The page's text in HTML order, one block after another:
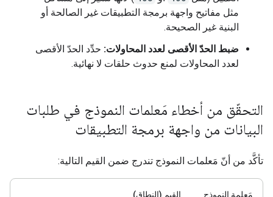
مثل مفاتيح واجهة برمجة التطبيقات غير الصالحة أو
البنية غير الصحيحة.
ضبط الحدّ الأقصى لعدد المحاولات: حدِّد الحدّ الأقصى
لعدد المحاولات لمنع حدوث حلقات لا نهائية.
التحقّق من أخطاء مَعلمات النموذج في طلبات
البيانات من واجهة برمجة التطبيقات
تأكَّد من أنّ مَعلمات النموذج تندرج ضمن القيم التالية:
مَعلمة النموذج القيم (النطاق)